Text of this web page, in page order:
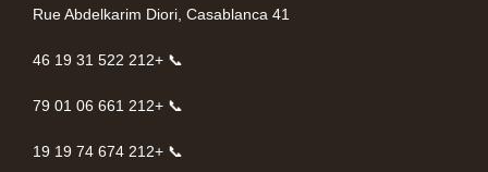
41 Rue Abdelkarim Diori, Casablanca
📞 +212 522 31 19 46
📞 +212 661 06 01 79
📞 +212 674 74 19 19